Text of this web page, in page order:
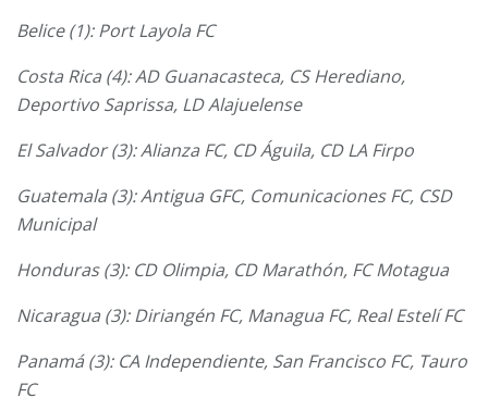
Belice (1): Port Layola FC
Costa Rica (4): AD Guanacasteca, CS Herediano,
Deportivo Saprissa, LD Alajuelense
El Salvador (3): Alianza FC, CD Águila, CD LA Firpo
Guatemala (3): Antigua GFC, Comunicaciones FC, CSD
Municipal
Honduras (3): CD Olimpia, CD Marathón, FC Motagua
Nicaragua (3): Diriangén FC, Managua FC, Real Estelí FC
Panamá (3): CA Independiente, San Francisco FC, Tauro
FC